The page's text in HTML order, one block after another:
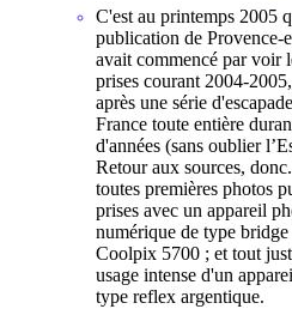
C'est au printemps 2005
publication de Provence-
avait commencé par voir
prises courant 2004-
après une série
France toute entière
d'années (sans oublier
Retour aux sources,
toutes premières photos
prises avec un appareil
numérique de type
Coolpix 5700 ; et tout
usage intense d'un
type reflex argentique.